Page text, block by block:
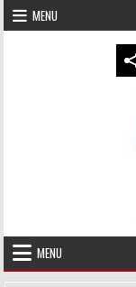
Skip to content
MENU
UKS Hubal
MENU